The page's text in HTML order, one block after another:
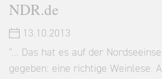
NDR.de
13.10.2013
"... Das hat es auf der
gegeben: eine richtige Weinlese.